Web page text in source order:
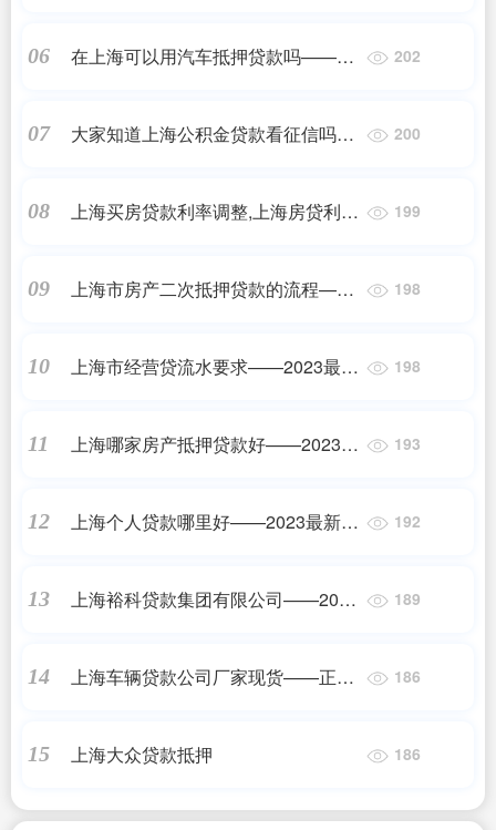
06
在上海可以用汽车抵押贷款吗——正
202
07
大家知道上海公积金贷款看征信吗
200
08
上海买房贷款利率调整,上海房贷利率
199
09
上海市房产二次抵押贷款的流程——
198
10
上海市经营贷流水要求——2023最新
198
11
上海哪家房产抵押贷款好——2023最
193
12
上海个人贷款哪里好——2023最新更
192
13
上海裕科贷款集团有限公司——2023
189
14
上海车辆贷款公司厂家现货——正规
186
15 上海大众贷款抵押 186